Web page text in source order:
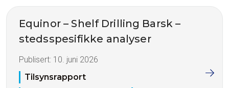
Equinor – Shelf Drilling Barsk –
stedsspesifikke analyser
Publisert: 10. juni 2026
Tilsynsrapport